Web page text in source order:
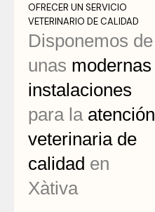
OFRECER UN SERVICIO
VETERINARIO DE CALIDAD
Disponemos de
unas modernas
instalaciones
para la atención
veterinaria de
calidad en
Xàtiva